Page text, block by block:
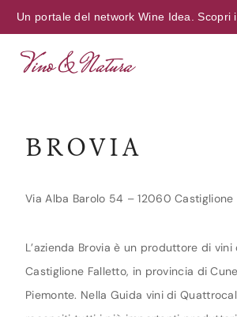
Un portale del network Wine Idea. Scopri
BROVIA
Via Alba Barolo 54 – 12060 Castiglione
L’azienda Brovia è un produttore di
Castiglione Falletto, in provincia di
Piemonte. Nella Guida vini di